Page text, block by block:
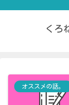
くろ
オススメの話。